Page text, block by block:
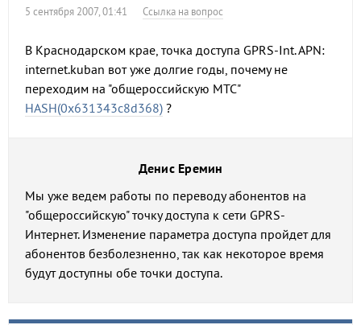
5 сентября 2007, 01:41 Ссылка на вопрос
В Краснодарском крае, точка доступа GPRS-Int. APN:
internet.kuban вот уже долгие годы, почему не
переходим на "общероссийскую МТС"
HASH(0x631343c8d368) ?
Денис Еремин
Мы уже ведем работы по переводу абонентов на
"общероссийскую" точку доступа к сети GPRS-
Интернет. Изменение параметра доступа пройдет для
абонентов безболезненно, так как некоторое время
будут доступны обе точки доступа.